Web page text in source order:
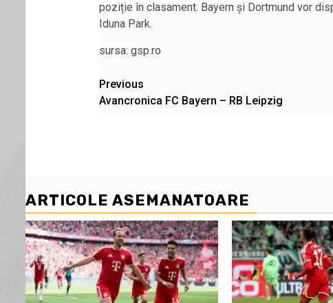
poziție în clasament. Bayern și Dortmund vor
Iduna Park.
sursa: gsp.ro
Post
navigation
Previous
Avancronica FC Bayern – RB Leipzig
ARTICOLE ASEMANATOARE